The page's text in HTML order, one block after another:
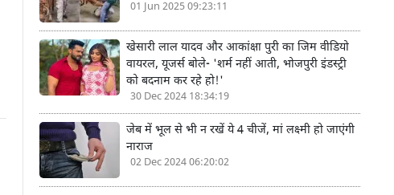
01 Jun 2025 09:23:11
खेसारी लाल यादव और आकांक्षा पुरी का जिम वीडियो
वायरल, यूजर्स बोले- 'शर्म नहीं आती, भोजपुरी इंडस्ट्री
को बदनाम कर रहे हो!'
30 Dec 2024 18:34:19
जेब में भूल से भी न रखें ये 4 चीजें, मां लक्ष्मी हो जाएंगी
नाराज
02 Dec 2024 06:20:02